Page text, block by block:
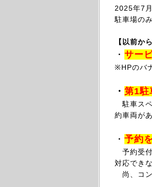
2025年7
駐車場の
【以前か
・ サー
※HPのバ
・ 第1駐
駐車スペ
約車両が
・ 予約
予約受付
対応でき
尚、コン